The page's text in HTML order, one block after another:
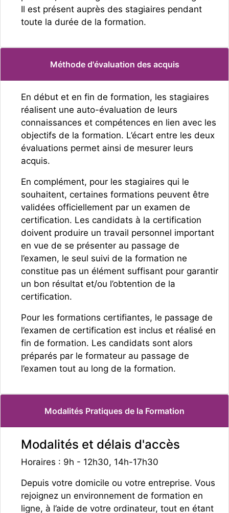
Il est présent auprès des stagiaires pendant
toute la durée de la formation.
Méthode d'évaluation des acquis
En début et en fin de formation, les stagiaires
réalisent une auto-évaluation de leurs
connaissances et compétences en lien avec les
objectifs de la formation. L’écart entre les deux
évaluations permet ainsi de mesurer leurs
acquis.
En complément, pour les stagiaires qui le
souhaitent, certaines formations peuvent être
validées officiellement par un examen de
certification. Les candidats à la certification
doivent produire un travail personnel important
en vue de se présenter au passage de
l’examen, le seul suivi de la formation ne
constitue pas un élément suffisant pour garantir
un bon résultat et/ou l’obtention de la
certification.
Pour les formations certifiantes, le passage de
l’examen de certification est inclus et réalisé en
fin de formation. Les candidats sont alors
préparés par le formateur au passage de
l’examen tout au long de la formation.
Modalités Pratiques de la Formation
Modalités et délais d'accès
Horaires : 9h - 12h30, 14h-17h30
Depuis votre domicile ou votre entreprise. Vous
rejoignez un environnement de formation en
ligne, à l’aide de votre ordinateur, tout en étant